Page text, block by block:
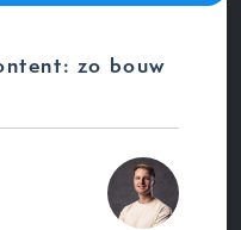
zo bouw